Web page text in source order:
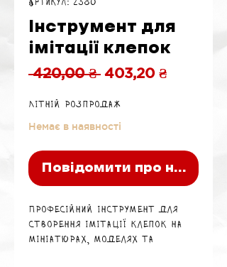
Інструмент для
імітації клепок
420,00 ₴ Звичайна
403,20 ₴За
Літній розпродаж
Немає в наявності
Повідомити про
Професійний інструмент для
створення імітації клепок на
мініатюрах, моделях та